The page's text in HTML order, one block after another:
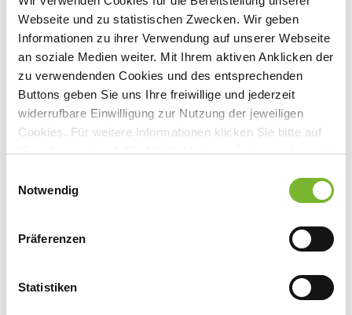
Webseite und zu statistischen Zwecken. Wir geben
Informationen zu ihrer Verwendung auf unserer Webseite
an soziale Medien weiter. Mit Ihrem aktiven Anklicken der
zu verwendenden Cookies und des entsprechenden
Buttons geben Sie uns Ihre freiwillige und jederzeit
widerrufbare Einwilligung zur Nutzung der jeweiligen
Cookies. Für weitere Informationen klicken Sie bitte auf
"Details anzeigen". Die Möglichkeit zur Änderung besteht
Datenschutzerklärung
Notwendig
Präferenzen
Statistiken
Mittwoch, 18.01.2012 - Mittwoch,
18.01.2012
Daimlerstraße 12, 47877 Willich
10
Mittwoch, 15.02.2012- Mittwoch,
Daimlerstraße 12, 47877 Willich
Mittwoch, 28.03.2012
Veranstaltungsort: